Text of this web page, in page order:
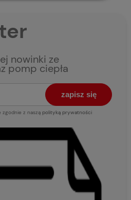
nowinki ze
pomp ciepła
zapisz się
zgodnie z naszą polityką prywatności